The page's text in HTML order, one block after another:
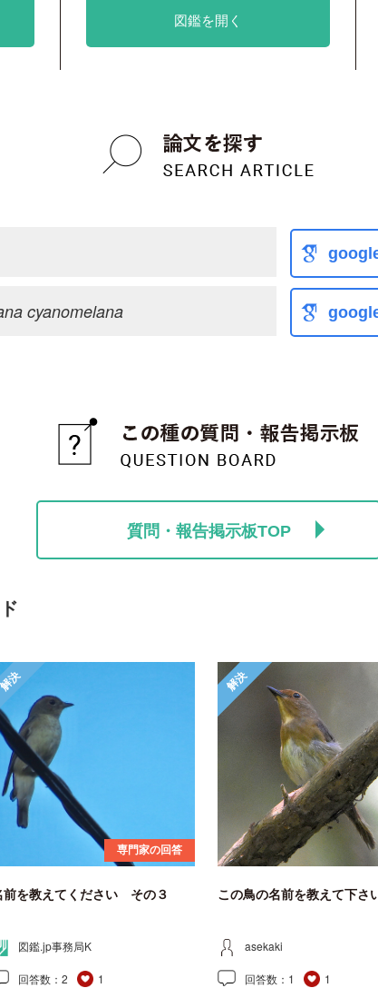
図鑑を開く
cyanomelana
質問・報告掲示板TOP
決
専門家の回答
前を教えてください その３
図鑑.jp事務局K
回答数： 2 1
解決
この鳥の名前を教えて下さ
asekaki
回答数： 1 1